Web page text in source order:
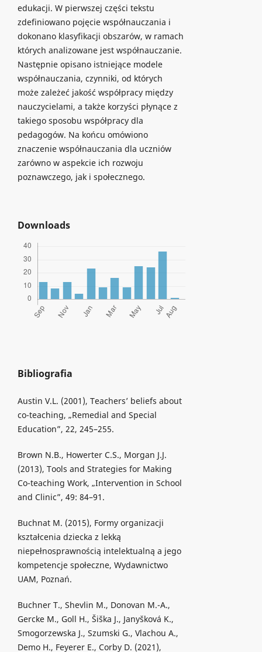
edukacji. W pierwszej części tekstu
zdefiniowano pojęcie współnauczania i
dokonano klasyfikacji obszarów, w ramach
których analizowane jest współnauczanie.
Następnie opisano istniejące modele
współnauczania, czynniki, od których
może zależeć jakość współpracy między
nauczycielami, a także korzyści płynące z
takiego sposobu współpracy dla
pedagogów. Na końcu omówiono
znaczenie współnauczania dla uczniów
zarówno w aspekcie ich rozwoju
poznawczego, jak i społecznego.
Downloads
Bibliografia
Austin V.L. (2001), Teachers’ beliefs about
co-teaching, „Remedial and Special
Education”, 22, 245–255.
Brown N.B., Howerter C.S., Morgan J.J.
(2013), Tools and Strategies for Making
Co-teaching Work, „Intervention in School
and Clinic”, 49: 84–91.
Buchnat M. (2015), Formy organizacji
kształcenia dziecka z lekką
niepełnosprawnością intelektualną a jego
kompetencje społeczne, Wydawnictwo
UAM, Poznań.
Buchner T., Shevlin M., Donovan M.-A.,
Gercke M., Goll H., Šiška J., Janyšková K.,
Smogorzewska J., Szumski G., Vlachou A.,
Demo H., Feyerer E., Corby D. (2021),